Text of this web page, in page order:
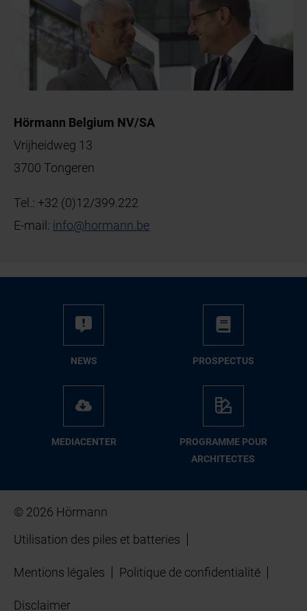
Hörmann Belgium NV/SA
Vrijheidweg 13
3700 Tongeren
Tel.: +32 (0)12/399.222
E-mail: info@hormann be
NEWS PROSPECTUS
MEDIACENTER
PROGRAMME POUR
ARCHITECTES
© 2026 Hörmann
Utilisation des piles et batteries
Mentions légales Politique de confidentialité
Disclaimer